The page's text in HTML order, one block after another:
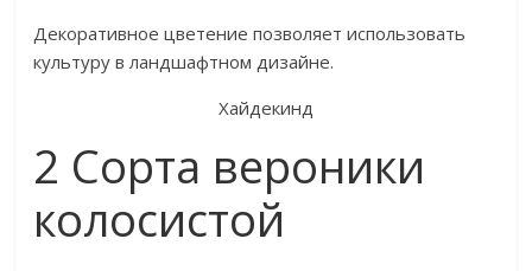
Декоративное цветение позволяет использовать
культуру в ландшафтном дизайне.
Хайдекинд
2 Сорта вероники
колосистой